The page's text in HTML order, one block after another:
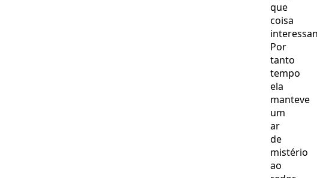
que
coisa
Por
tanto
tempo
ela
manteve
um
ar
de
mistério
ao